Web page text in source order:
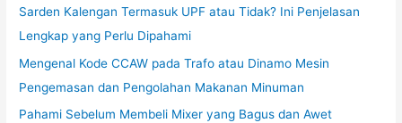
Sarden Kalengan Termasuk UPF atau Tidak? Ini Penjelasan
Lengkap yang Perlu Dipahami
Mengenal Kode CCAW pada Trafo atau Dinamo Mesin
Pengemasan dan Pengolahan Makanan Minuman
Pahami Sebelum Membeli Mixer yang Bagus dan Awet